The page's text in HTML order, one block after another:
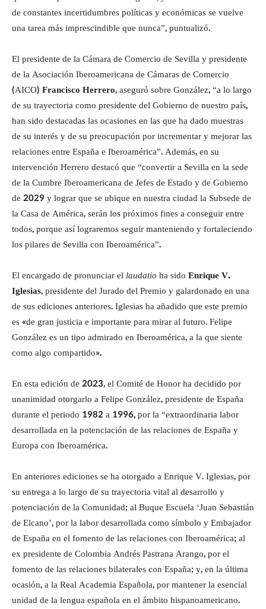
de constantes incertidumbres políticas y económicas se vuelve
una tarea más imprescindible que nunca”, puntualizó.
El presidente de la Cámara de Comercio de Sevilla y presidente
de la Asociación Iberoamericana de Cámaras de Comercio
(AICO)Francisco Herrero, aseguró sobre González, “a lo largo
de su trayectoria como presidente del Gobierno de nuestro país,
han sido destacadas las ocasiones en las que ha dado muestras
de su interés y de su preocupación por incrementar y mejorar las
relaciones entre España e Iberoamérica”. Además, en su
intervención Herrero destacó que “convertir a Sevilla en la sede
de la Cumbre Iberoamericana de Jefes de Estado y de Gobierno
de 2029 y lograr que se ubique en nuestra ciudad la Subsede de
la Casa de América, serán los próximos fines a conseguir entre
todos, porque así lograremos seguir manteniendo y fortaleciendo
los pilares de Sevilla con Iberoamérica”.
El encargado de pronunciar ellaudatioha sidoEnrique V.
Iglesias, presidente del Jurado del Premio y galardonado en una
de sus ediciones anteriores. Iglesias ha añadido que este premio
es «de gran justicia e importante para mirar al futuro. Felipe
González es un tipo admirado en Iberoamérica, a la que siente
como algo compartido».
En esta edición de 2023, el Comité de Honor ha decidido por
unanimidad otorgarlo a Felipe González, presidente de España
durante el periodo 1982 a 1996, por la “extraordinaria labor
desarrollada en la potenciación de las relaciones de España y
Europa con Iberoamérica.
En anteriores ediciones se ha otorgado a Enrique V. Iglesias, por
su entrega a lo largo de su trayectoria vital al desarrollo y
potenciación de la Comunidad; al Buque Escuela ‘Juan Sebastián
de Elcano’, por la labor desarrollada como símbolo y Embajador
de España en el fomento de las relaciones con Iberoamérica; al
ex presidente de Colombia Andrés Pastrana Arango, por el
fomento de las relaciones bilaterales con España; y, en la última
ocasión, a la Real Academia Española, por mantener la esencial
unidad de la lengua española en el ámbito hispanoamericano.